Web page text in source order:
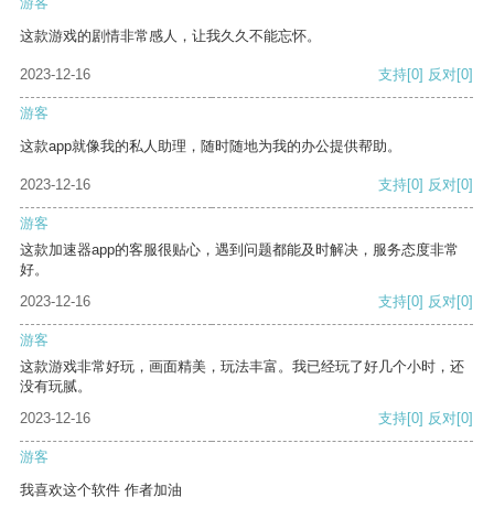
这款游戏的剧情非常感人，让我久久不能忘怀。
2023-12-16 支持[0] 反对[0]
游客
这款app就像我的私人助理，随时随地为我的办公提供帮助。
2023-12-16 支持[0] 反对[0]
游客
这款加速器app的客服很贴心，遇到问题都能及时解决，服务态度非常
好。
2023-12-16
支持[0] 反对[0]
游客
这款游戏非常好玩，画面精美，玩法丰富。我已经玩了好几个小时，还
没有玩腻。
2023-12-16
支持[0] 反对[0]
游客
我喜欢这个软件 作者加油